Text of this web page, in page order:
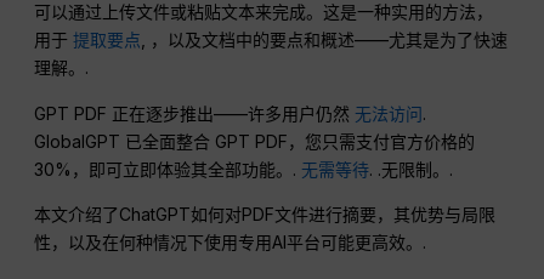
可以通过上传文件或粘贴文本来完成。这是一种实用的方法，
用于提取要点 , ，以及文档中的要点和概述——尤其是为了快速
理解。.
GPT PDF 正在逐步推出——许多用户仍然 无法访问.
GlobalGPT 已全面整合 GPT PDF，您只需支付官方价格的
30%，即可立即体验其全部功能。. 无需等待. .无限制。.
本文介绍了ChatGPT如何对PDF文件进行摘要，其优势与局限
性，以及在何种情况下使用专用AI平台可能更高效。.